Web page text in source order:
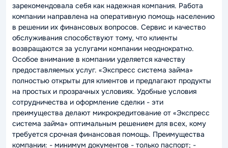
зарекомендовала себя как надежная компания. Работа
компании направлена на оперативную помощь населению
в решении их финансовых вопросов. Сервис и качество
обслуживания способствуют тому, что клиенты
возвращаются за услугами компании неоднократно.
Особое внимание в компании уделяется качеству
предоставляемых услуг. «Экспресс система займа»
полностью открыты для клиентов и предлагают продукты
на простых и прозрачных условиях. Удобные условия
сотрудничества и оформление сделки - эти
преимущества делают микрокредитование от «Экспресс
система займа» оптимальным решением для всех, кому
требуется срочная финансовая помощь. Преимущества
компании: - минимум документов - только паспорт; -